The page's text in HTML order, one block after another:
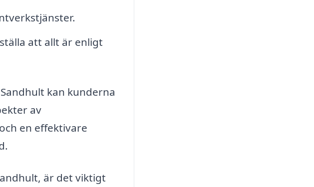
att allt är enligt
kan kunderna
av
en effektivare
är det viktigt